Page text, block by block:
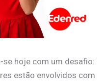
se hoje com um desafio:
estão envolvidos com